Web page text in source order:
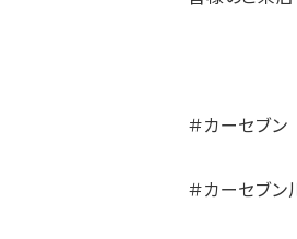
＃カーセブン
＃カーセブン